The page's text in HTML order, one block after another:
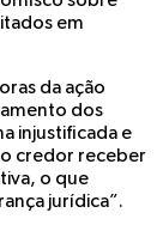
em
da ação
dos
injustificada e
credor receber
o que
jurídica”.